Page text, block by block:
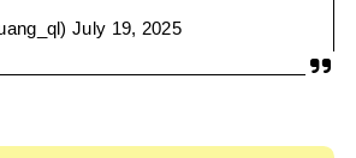
July 19, 2025